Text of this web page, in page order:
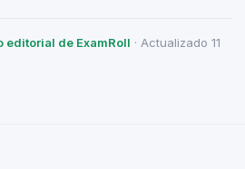
editorial de ExamRoll · Actualizado 11